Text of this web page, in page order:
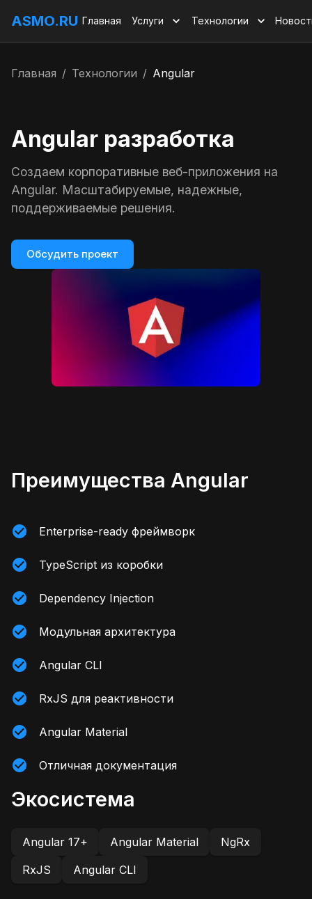
ASMO.RU Главная Услуги Технологии
Главная / Технологии / Angular
Angular разработка
Создаем корпоративные веб-приложения на
Angular. Масштабируемые, надежные,
поддерживаемые решения.
Обсудить проект
Преимущества Angular
Enterprise-ready фреймворк
TypeScript из коробки
Dependency Injection
Модульная архитектура
Angular CLI
RxJS для реактивности
Angular Material
Отличная документация
Экосистема
Angular 17+ Angular Material
NgRx
RxJS
Angular CLI